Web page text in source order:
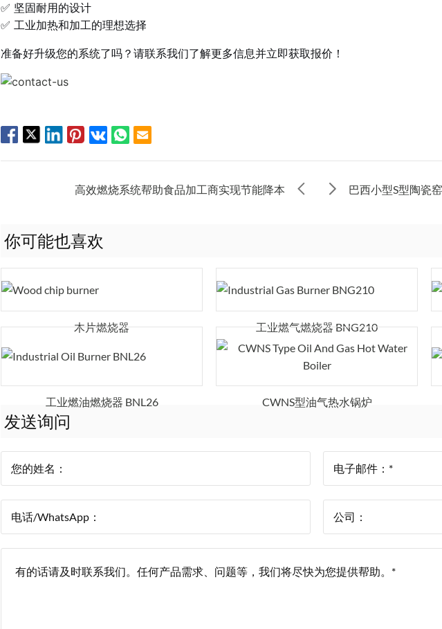
✅ 坚固耐用的设计
✅ 工业加热和加工的理想选择
准备好升级您的系统了吗？请联系我们了解更多信息并立即获取报价！
高效燃烧系统帮助食品加工商实现节能降本 巴西小型S型陶瓷
你可能也喜欢
木片燃烧器 工业燃气燃烧器 BNG210
工业燃油燃烧器 BNL26 CWNS型油气热水锅炉
发送询问